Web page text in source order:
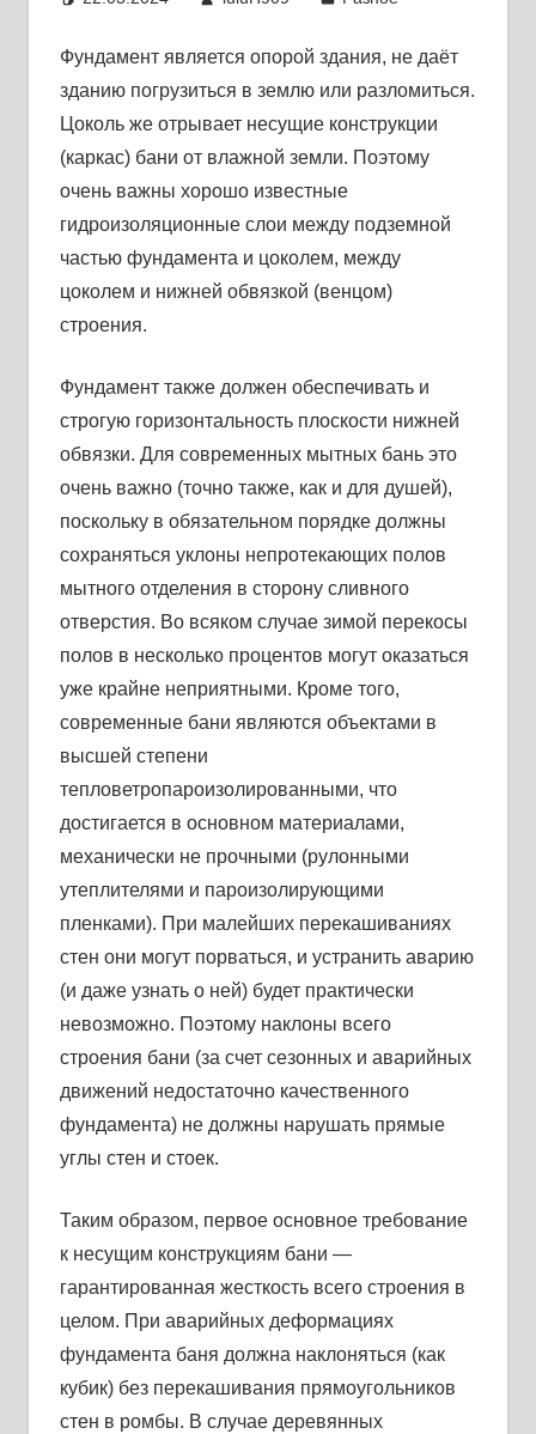
Фундамент является опорой здания, не даёт
зданию погрузиться в землю или разломиться.
Цоколь же отрывает несущие конструкции
(каркас) бани от влажной земли. Поэтому
очень важны хорошо известные
гидроизоляционные слои между подземной
частью фундамента и цоколем, между
цоколем и нижней обвязкой (венцом)
строения.
Фундамент также должен обеспечивать и
строгую горизонтальность плоскости нижней
обвязки. Для современных мытных бань это
очень важно (точно также, как и для душей),
поскольку в обязательном порядке должны
сохраняться уклоны непротекающих полов
мытного отделения в сторону сливного
отверстия. Во всяком случае зимой перекосы
полов в несколько процентов могут оказаться
уже крайне неприятными. Кроме того,
современные бани являются объектами в
высшей степени
тепловетропароизолированными, что
достигается в основном материалами,
механически не прочными (рулонными
утеплителями и пароизолирующими
пленками). При малейших перекашиваниях
стен они могут порваться, и устранить аварию
(и даже узнать о ней) будет практически
невозможно. Поэтому наклоны всего
строения бани (за счет сезонных и аварийных
движений недостаточно качественного
фундамента) не должны нарушать прямые
углы стен и стоек.
Таким образом, первое основное требование
к несущим конструкциям бани —
гарантированная жесткость всего строения в
целом. При аварийных деформациях
фундамента баня должна наклоняться (как
кубик) без перекашивания прямоугольников
стен в ромбы. В случае деревянных